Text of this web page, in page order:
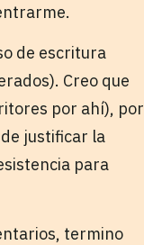
de escritura
Creo que
por ahí), por
justificar la
para
termino